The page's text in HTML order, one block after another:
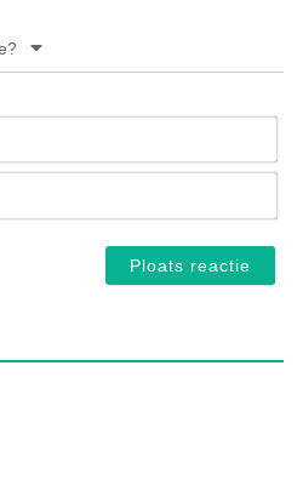
E-